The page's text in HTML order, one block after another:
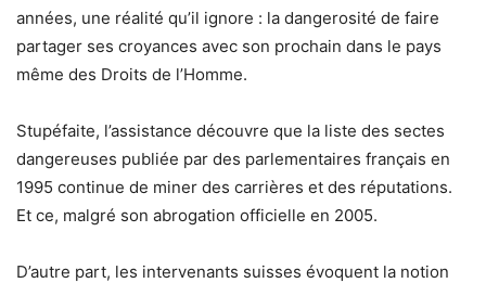
années, une réalité qu’il ignore : la dangerosité de faire
partager ses croyances avec son prochain dans le pays
même des Droits de l’Homme.
Stupéfaite, l’assistance découvre que la liste des sectes
dangereuses publiée par des parlementaires français en
1995 continue de miner des carrières et des réputations.
Et ce, malgré son abrogation officielle en 2005.
D’autre part, les intervenants suisses évoquent la notion